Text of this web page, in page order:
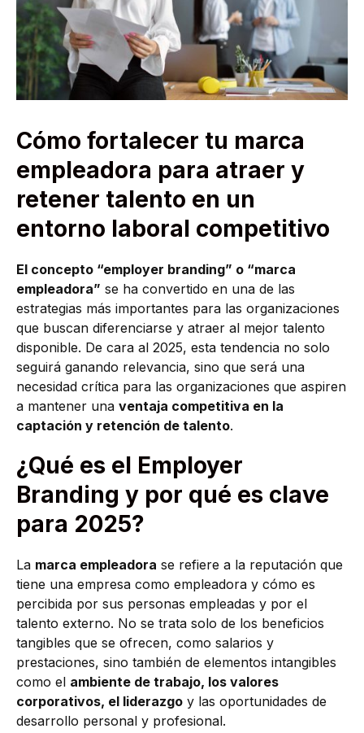
Cómo fortalecer tu marca
empleadora para atraer y
retener talento en un
entorno laboral competitivo
El concepto “employer branding” o “marca
empleadora” se ha convertido en una de las
estrategias más importantes para las organizaciones
que buscan diferenciarse y atraer al mejor talento
disponible. De cara al 2025, esta tendencia no solo
seguirá ganando relevancia, sino que será una
necesidad crítica para las organizaciones que aspiren
a mantener una ventaja competitiva en la
captación y retención de talento.
¿Qué es el Employer
Branding y por qué es clave
para 2025?
La marca empleadora se refiere a la reputación que
tiene una empresa como empleadora y cómo es
percibida por sus personas empleadas y por el
talento externo. No se trata solo de los beneficios
tangibles que se ofrecen, como salarios y
prestaciones, sino también de elementos intangibles
como el ambiente de trabajo, los valores
corporativos, el liderazgo y las oportunidades de
desarrollo personal y profesional.